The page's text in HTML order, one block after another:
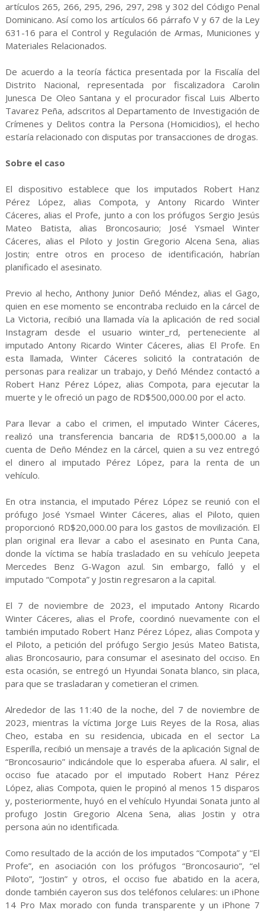
artículos 265, 266, 295, 296, 297, 298 y 302 del Código Penal
Dominicano. Así como los artículos 66 párrafo V y 67 de la Ley
631-16 para el Control y Regulación de Armas, Municiones y
Materiales Relacionados.
De acuerdo a la teoría fáctica presentada por la Fiscalía del
Distrito Nacional, representada por fiscalizadora Carolin
Junesca De Oleo Santana y el procurador fiscal Luis Alberto
Tavarez Peña, adscritos al Departamento de Investigación de
Crímenes y Delitos contra la Persona (Homicidios), el hecho
estaría relacionado con disputas por transacciones de drogas.
Sobre el caso
El dispositivo establece que los imputados Robert Hanz
Pérez López, alias Compota, y Antony Ricardo Winter
Cáceres, alias el Profe, junto a con los prófugos Sergio Jesús
Mateo Batista, alias Broncosaurio; José Ysmael Winter
Cáceres, alias el Piloto y Jostin Gregorio Alcena Sena, alias
Jostin; entre otros en proceso de identificación, habrían
planificado el asesinato.
Previo al hecho, Anthony Junior Deñó Méndez, alias el Gago,
quien en ese momento se encontraba recluido en la cárcel de
La Victoria, recibió una llamada vía la aplicación de red social
Instagram desde el usuario winter_rd, perteneciente al
imputado Antony Ricardo Winter Cáceres, alias El Profe. En
esta llamada, Winter Cáceres solicitó la contratación de
personas para realizar un trabajo, y Deñó Méndez contactó a
Robert Hanz Pérez López, alias Compota, para ejecutar la
muerte y le ofreció un pago de RD$500,000.00 por el acto.
Para llevar a cabo el crimen, el imputado Winter Cáceres,
realizó una transferencia bancaria de RD$15,000.00 a la
cuenta de Deño Méndez en la cárcel, quien a su vez entregó
el dinero al imputado Pérez López, para la renta de un
vehículo.
En otra instancia, el imputado Pérez López se reunió con el
prófugo José Ysmael Winter Cáceres, alias el Piloto, quien
proporcionó RD$20,000.00 para los gastos de movilización. El
plan original era llevar a cabo el asesinato en Punta Cana,
donde la víctima se había trasladado en su vehículo Jeepeta
Mercedes Benz G-Wagon azul. Sin embargo, falló y el
imputado “Compota” y Jostin regresaron a la capital.
El 7 de noviembre de 2023, el imputado Antony Ricardo
Winter Cáceres, alias el Profe, coordinó nuevamente con el
también imputado Robert Hanz Pérez López, alias Compota y
el Piloto, a petición del prófugo Sergio Jesús Mateo Batista,
alias Broncosaurio, para consumar el asesinato del occiso. En
esta ocasión, se entregó un Hyundai Sonata blanco, sin placa,
para que se trasladaran y cometieran el crimen.
Alrededor de las 11:40 de la noche, del 7 de noviembre de
2023, mientras la víctima Jorge Luis Reyes de la Rosa, alias
Cheo, estaba en su residencia, ubicada en el sector La
Esperilla, recibió un mensaje a través de la aplicación Signal de
“Broncosaurio” indicándole que lo esperaba afuera. Al salir, el
occiso fue atacado por el imputado Robert Hanz Pérez
López, alias Compota, quien le propinó al menos 15 disparos
y, posteriormente, huyó en el vehículo Hyundai Sonata junto al
profugo Jostin Gregorio Alcena Sena, alias Jostin y otra
persona aún no identificada.
Como resultado de la acción de los imputados “Compota” y “El
Profe”, en asociación con los prófugos “Broncosaurio”, “el
Piloto”, “Jostin” y otros, el occiso fue abatido en la acera,
donde también cayeron sus dos teléfonos celulares: un iPhone
14 Pro Max morado con funda transparente y un iPhone 7